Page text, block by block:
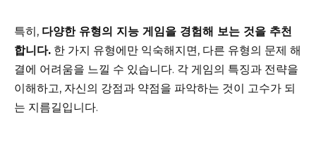
특히, 다양한 유형의 지능 게임을 경험해 보는 것을 추천
합니다. 한 가지 유형에만 익숙해지면, 다른 유형의 문제 해
결에 어려움을 느낄 수 있습니다. 각 게임의 특징과 전략을
이해하고, 자신의 강점과 약점을 파악하는 것이 고수가 되
는 지름길입니다.